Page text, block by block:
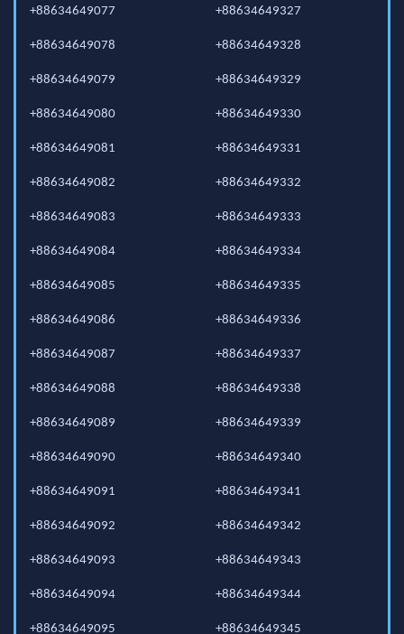
+88634649077
+88634649078
+88634649079
+88634649080
+88634649081
+88634649082
+88634649083
+88634649084
+88634649085
+88634649086
+88634649087
+88634649088
+88634649089
+88634649090
+88634649091
+88634649092
+88634649093
+88634649094
+88634649095
+88634649327
+88634649328
+88634649329
+88634649330
+88634649331
+88634649332
+88634649333
+88634649334
+88634649335
+88634649336
+88634649337
+88634649338
+88634649339
+88634649340
+88634649341
+88634649342
+88634649343
+88634649344
+88634649345